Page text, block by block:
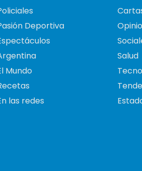
Deportiva
Mundo
las redes
Salud